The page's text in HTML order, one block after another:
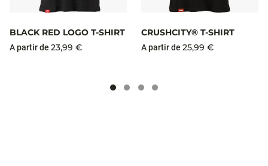
BLACK RED LOGO T-SHIRT
A partir de 23,99 €
CRUSHCITY® T-SHIRT
A partir de 25,99 €